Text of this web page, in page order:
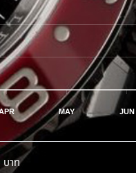
MAY JUN
บาท